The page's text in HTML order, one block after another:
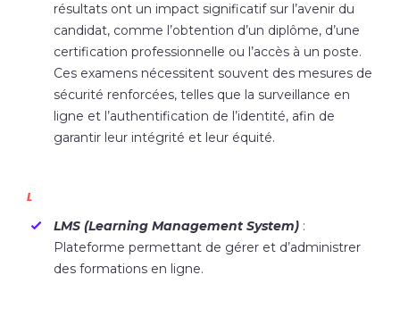
résultats ont un impact significatif sur l’avenir du
candidat, comme l’obtention d’un diplôme, d’une
certification professionnelle ou l’accès à un poste.
Ces examens nécessitent souvent des mesures de
sécurité renforcées, telles que la surveillance en
ligne et l’authentification de l’identité, afin de
garantir leur intégrité et leur équité.
L
LMS (Learning Management System):
Plateforme permettant de gérer et d’administrer
des formations en ligne.